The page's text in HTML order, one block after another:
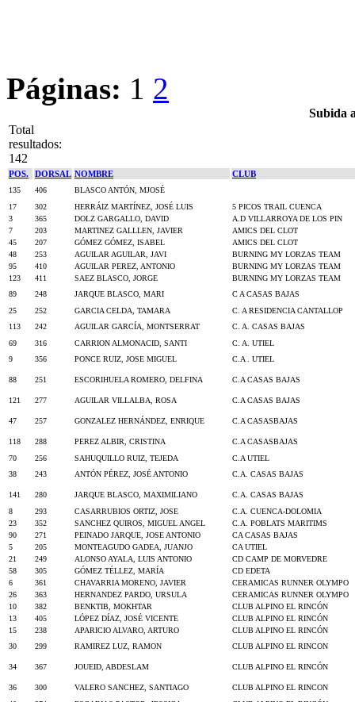
Páginas: 1 2
Subida
Total
resultados:
142
POS. DORSAL NOMBRE CLUB
135 406
BLASCO ANTÓN, MJOSÉ
17
302 HERRÁIZ MARTÍNEZ, JOSÉ LUIS
5 PICOS TRAIL CUENCA
3
365 DOLZ GARGALLO, DAVID
A.D VILLARROYA DE LOS PIN
7
203 MARTINEZ GALLLEN, JAVIER
AMICS DEL CLOT
45
207 GÓMEZ GÓMEZ, ISABEL
AMICS DEL CLOT
48
253 AGUILAR AGUILAR, JAVI
BURNING MY LORZAS TEAM
95
410 AGUILAR PEREZ, ANTONIO
BURNING MY LORZAS TEAM
123
411 SAEZ BLASCO, JORGE
BURNING MY LORZAS TEAM
89
248 JARQUE BLASCO, MARI
C A CASAS BAJAS
25
252 GARCIA CELDA, TAMARA
C. A RESIDENCIA CANTALLOP
113
242 AGUILAR GARCÍA, MONTSERRAT
C. A. CASAS BAJAS
69
316 CARRION ALMONACID, SANTI
C. A. UTIEL
9
356 PONCE RUIZ, JOSE MIGUEL C.A . UTIEL
88 251 ESCORIHUELA ROMERO, DELFINA C.A CASAS BAJAS
121 277 AGUILAR VILLALBA, ROSA C.A CASAS BAJAS
47 257 GONZALEZ HERNÁNDEZ, ENRIQUE C.A CASASBAJAS
118 288 PEREZ ALBIR, CRISTINA
C.A CASASBAJAS
70
256 SAHUQUILLO RUIZ, TEJEDA
C.A UTIEL
38
243 ANTÓN PÉREZ, JOSÉ ANTONIO C.A. CASAS BAJAS
141 280 JARQUE BLASCO, MAXIMILIANO
C.A. CASAS BAJAS
8
293 CASARRUBIOS ORTIZ, JOSE
C.A. CUENCA-DOLOMIA
23
352 SANCHEZ QUIROS, MIGUEL ANGEL
C.A. POBLATS MARITIMS
90
271 PEINADO JARQUE, JOSE ANTONIO
CA CASAS BAJAS
5
205 MONTEAGUDO GADEA, JUANJO
CA UTIEL
21
249 ALONSO AYALA, LUIS ANTONIO
CD CAMP DE MORVEDRE
58
305 GÓMEZ TÉLLEZ, MARÍA
CD EDETA
6
361 CHAVARRIA MORENO, JAVIER
CERAMICAS RUNNER OLYMPO
26
363 HERNANDEZ PARDO, URSULA
CERAMICAS RUNNER OLYMPO
10
382 BENKTIB, MOKHTAR
CLUB ALPINO EL RINCÓN
13
405 LÓPEZ DÍAZ, JOSÉ VICENTE
CLUB ALPINO EL RINCÓN
15
238 APARICIO ALVARO, ARTURO
CLUB ALPINO EL RINCÓN
30
299 RAMIREZ LUZ, RAMON CLUB ALPINO EL RINCON
34 367 JOUEID, ABDESLAM CLUB ALPINO EL RINCÓN
36 300 VALERO SANCHEZ, SANTIAGO
CLUB ALPINO EL RINCON